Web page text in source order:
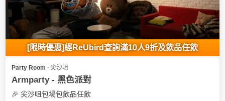
[限時優惠]經ReUbird查詢滿10人9折及飲品任飲
Party Room ∙ 尖沙咀
Armparty - 黑色派對
🎉 尖沙咀包場包飲品任飲